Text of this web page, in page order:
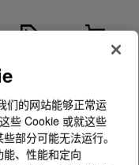
们的网站能够正常运
些 Cookie 或就这些
部分可能无法运行。
、性能和定向